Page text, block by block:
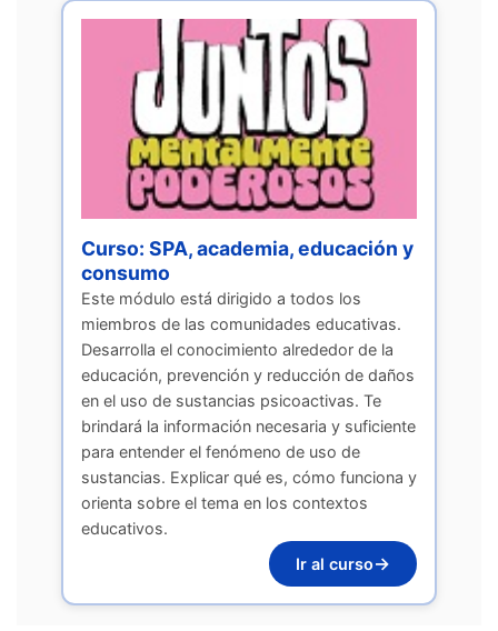
Curso: SPA, academia, educación y
consumo
Este módulo está dirigido a todos los
miembros de las comunidades educativas.
Desarrolla el conocimiento alrededor de la
educación, prevención y reducción de daños
en el uso de sustancias psicoactivas. Te
brindará la información necesaria y suficiente
para entender el fenómeno de uso de
sustancias. Explicar qué es, cómo funciona y
orienta sobre el tema en los contextos
educativos.
Ir al curso→